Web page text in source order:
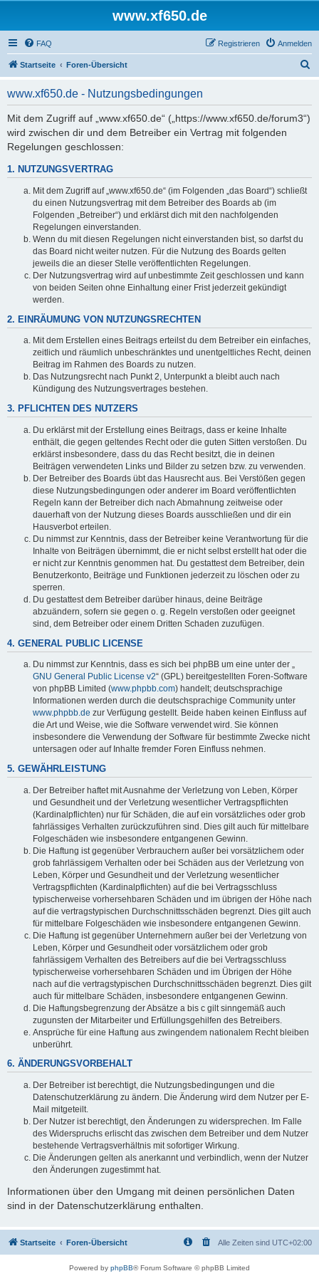
www.xf650.de
FAQ Anmelden
Registrieren
Startseite Foren-Übersicht
www.xf650.de - Nutzungsbedingungen
Mit dem Zugriff auf „www.xf650.de“ („https://www.xf650.de/forum3“)
wird zwischen dir und dem Betreiber ein Vertrag mit folgenden
Regelungen geschlossen:
1. NUTZUNGSVERTRAG
Mit dem Zugriff auf „www.xf650.de“ (im Folgenden „das Board“) schließt
du einen Nutzungsvertrag mit dem Betreiber des Boards ab (im
Folgenden „Betreiber“) und erklärst dich mit den nachfolgenden
Regelungen einverstanden.
Wenn du mit diesen Regelungen nicht einverstanden bist, so darfst du
das Board nicht weiter nutzen. Für die Nutzung des Boards gelten
jeweils die an dieser Stelle veröffentlichten Regelungen.
Der Nutzungsvertrag wird auf unbestimmte Zeit geschlossen und kann
von beiden Seiten ohne Einhaltung einer Frist jederzeit gekündigt
werden.
2. EINRÄUMUNG VON NUTZUNGSRECHTEN
Mit dem Erstellen eines Beitrags erteilst du dem Betreiber ein einfaches,
zeitlich und räumlich unbeschränktes und unentgeltliches Recht, deinen
Beitrag im Rahmen des Boards zu nutzen.
Das Nutzungsrecht nach Punkt 2, Unterpunkt a bleibt auch nach
Kündigung des Nutzungsvertrages bestehen.
3. PFLICHTEN DES NUTZERS
Du erklärst mit der Erstellung eines Beitrags, dass er keine Inhalte
enthält, die gegen geltendes Recht oder die guten Sitten verstoßen. Du
erklärst insbesondere, dass du das Recht besitzt, die in deinen
Beiträgen verwendeten Links und Bilder zu setzen bzw. zu verwenden.
Der Betreiber des Boards übt das Hausrecht aus. Bei Verstößen gegen
diese Nutzungsbedingungen oder anderer im Board veröffentlichten
Regeln kann der Betreiber dich nach Abmahnung zeitweise oder
dauerhaft von der Nutzung dieses Boards ausschließen und dir ein
Hausverbot erteilen.
Du nimmst zur Kenntnis, dass der Betreiber keine Verantwortung für die
Inhalte von Beiträgen übernimmt, die er nicht selbst erstellt hat oder die
er nicht zur Kenntnis genommen hat. Du gestattest dem Betreiber, dein
Benutzerkonto, Beiträge und Funktionen jederzeit zu löschen oder zu
sperren.
Du gestattest dem Betreiber darüber hinaus, deine Beiträge
abzuändern, sofern sie gegen o. g. Regeln verstoßen oder geeignet
sind, dem Betreiber oder einem Dritten Schaden zuzufügen.
4. GENERAL PUBLIC LICENSE
Du nimmst zur Kenntnis, dass es sich bei phpBB um eine unter der „
GNU General Public License v2“ (GPL) bereitgestellten Foren-Software
von phpBB Limited (www.phpbb.com) handelt; deutschsprachige
Informationen werden durch die deutschsprachige Community unter
www.phpbb.de zur Verfügung gestellt. Beide haben keinen Einfluss auf
die Art und Weise, wie die Software verwendet wird. Sie können
insbesondere die Verwendung der Software für bestimmte Zwecke nicht
untersagen oder auf Inhalte fremder Foren Einfluss nehmen.
5. GEWÄHRLEISTUNG
Der Betreiber haftet mit Ausnahme der Verletzung von Leben, Körper
und Gesundheit und der Verletzung wesentlicher Vertragspflichten
(Kardinalpflichten) nur für Schäden, die auf ein vorsätzliches oder grob
fahrlässiges Verhalten zurückzuführen sind. Dies gilt auch für mittelbare
Folgeschäden wie insbesondere entgangenen Gewinn.
Die Haftung ist gegenüber Verbrauchern außer bei vorsätzlichem oder
grob fahrlässigem Verhalten oder bei Schäden aus der Verletzung von
Leben, Körper und Gesundheit und der Verletzung wesentlicher
Vertragspflichten (Kardinalpflichten) auf die bei Vertragsschluss
typischerweise vorhersehbaren Schäden und im übrigen der Höhe nach
auf die vertragstypischen Durchschnittsschäden begrenzt. Dies gilt auch
für mittelbare Folgeschäden wie insbesondere entgangenen Gewinn.
Die Haftung ist gegenüber Unternehmern außer bei der Verletzung von
Leben, Körper und Gesundheit oder vorsätzlichem oder grob
fahrlässigem Verhalten des Betreibers auf die bei Vertragsschluss
typischerweise vorhersehbaren Schäden und im Übrigen der Höhe
nach auf die vertragstypischen Durchschnittsschäden begrenzt. Dies gilt
auch für mittelbare Schäden, insbesondere entgangenen Gewinn.
Die Haftungsbegrenzung der Absätze a bis c gilt sinngemäß auch
zugunsten der Mitarbeiter und Erfüllungsgehilfen des Betreibers.
Ansprüche für eine Haftung aus zwingendem nationalem Recht bleiben
unberührt.
6. ÄNDERUNGSVORBEHALT
Der Betreiber ist berechtigt, die Nutzungsbedingungen und die
Datenschutzerklärung zu ändern. Die Änderung wird dem Nutzer per E-
Mail mitgeteilt.
Der Nutzer ist berechtigt, den Änderungen zu widersprechen. Im Falle
des Widerspruchs erlischt das zwischen dem Betreiber und dem Nutzer
bestehende Vertragsverhältnis mit sofortiger Wirkung.
Die Änderungen gelten als anerkannt und verbindlich, wenn der Nutzer
den Änderungen zugestimmt hat.
Informationen über den Umgang mit deinen persönlichen Daten
sind in der Datenschutzerklärung enthalten.
Startseite Foren-Übersicht Alle Zeiten sind UTC+02:00
Powered by phpBB® Forum Software © phpBB Limited